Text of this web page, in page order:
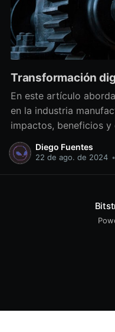
Transformación
En este artículo
en la industria
impactos, beneficios y
global de cómo la
rumbo de la industria.
Diego Fuentes
22 de ago. de 2024 •